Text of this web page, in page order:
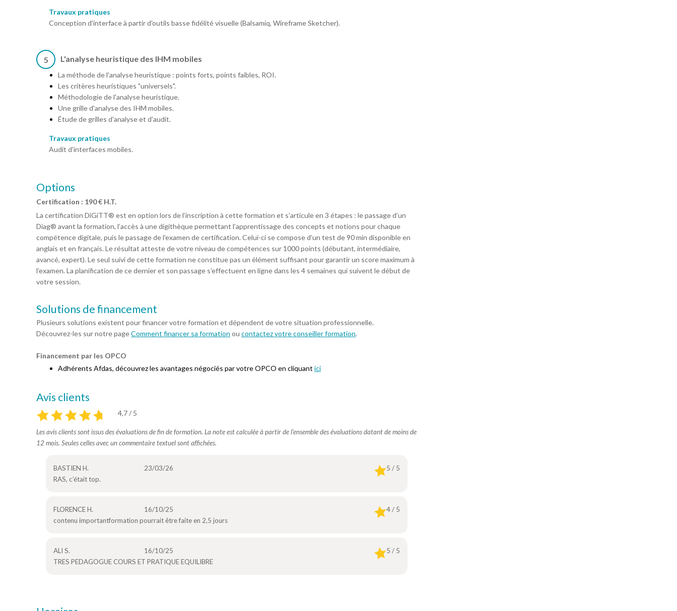
Travaux pratiques
Conception d'interface à partir d'outils basse fidélité visuelle (Balsamiq, Wireframe Sketcher).
5 L'analyse heuristique des IHM mobiles
La méthode de l'analyse heuristique : points forts, points faibles, ROI.
Les critères heuristiques "universels".
Méthodologie de l'analyse heuristique.
Une grille d'analyse des IHM mobiles.
Étude de grilles d'analyse et d'audit.
Travaux pratiques
Audit d'interfaces mobiles.
Options
Certification : 190 € H.T.
La certification DiGiTT® est en option lors de l’inscription à cette formation et s’articule en 3 étapes : le passage d’un
Diag® avant la formation, l’accès à une digithèque permettant l’apprentissage des concepts et notions pour chaque
compétence digitale, puis le passage de l’examen de certification. Celui-ci se compose d’un test de 90 min disponible en
anglais et en français. Le résultat atteste de votre niveau de compétences sur 1000 points (débutant, intermédiaire,
avancé, expert). Le seul suivi de cette formation ne constitue pas un élément suffisant pour garantir un score maximum à
l’examen. La planification de ce dernier et son passage s’effectuent en ligne dans les 4 semaines qui suivent le début de
votre session.
Solutions de financement
Plusieurs solutions existent pour financer votre formation et dépendent de votre situation professionnelle.
Découvrez-les sur notre pageComment financer sa formation ou contactez votre conseiller formation.
Financement par les OPCO
Adhérents Afdas, découvrez les avantages négociés par votre OPCO en cliquant ici
Avis clients
4,7 / 5
Les avis clients sont issus des évaluations de fin de formation. La note est calculée à partir de l’ensemble des évaluations datant de moins de
12 mois. Seules celles avec un commentaire textuel sont affichées.
BASTIEN H. 23/03/26
5 / 5
RAS, c’était top.
FLORENCE H. 16/10/25
4 / 5
contenu importantformation pourrait être faite en 2,5 jours
ALI S. 16/10/25
5 / 5
TRES PEDAGOGUE COURS ET PRATIQUE EQUILIBRE